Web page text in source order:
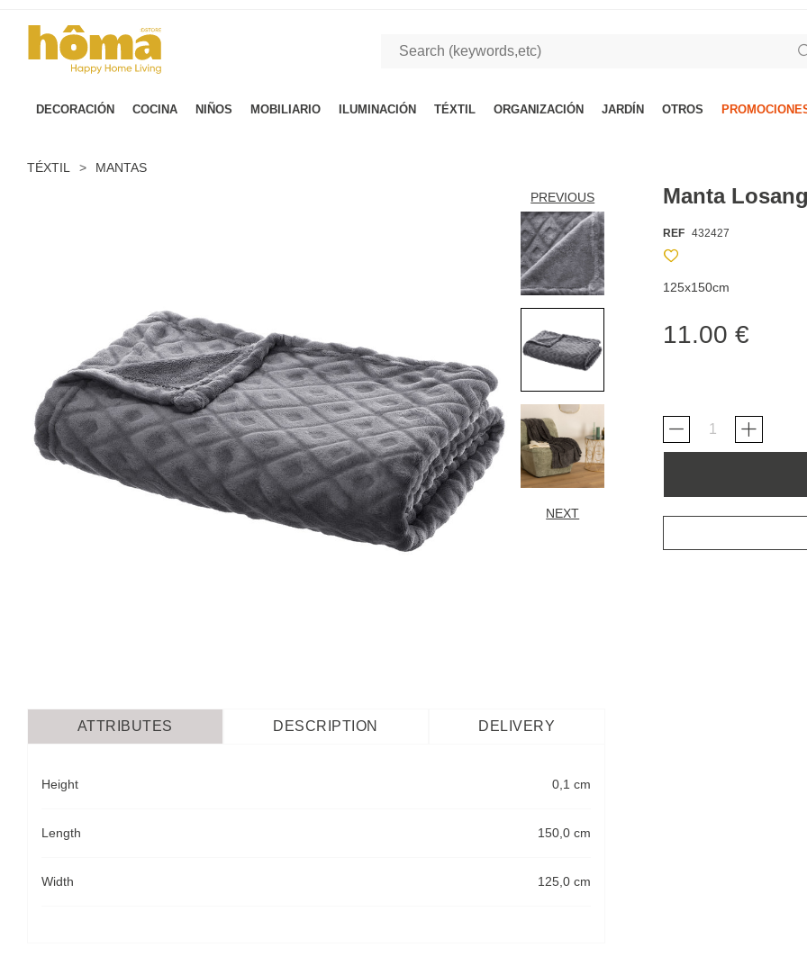
DECORACIÓN COCINA NIÑOS MOBILIARIO ILUMINACIÓN TÉXTIL ORGANIZACIÓN JARDÍN OTROS
TÉXTIL > MANTAS
PREVIOUS
NEXT
Manta
REF 432427
125x150cm
11.00 €
ATTRIBUTES DESCRIPTION DELIVERY
Height 0,1 cm
Length 150,0 cm
Width 125,0 cm